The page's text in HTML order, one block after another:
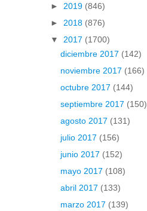
► 2019 (846)
► 2018 (876)
▼ 2017 (1700)
diciembre 2017 (142)
noviembre 2017 (166)
octubre 2017 (144)
septiembre 2017 (150)
agosto 2017 (131)
julio 2017 (156)
junio 2017 (152)
mayo 2017 (108)
abril 2017 (133)
marzo 2017 (139)